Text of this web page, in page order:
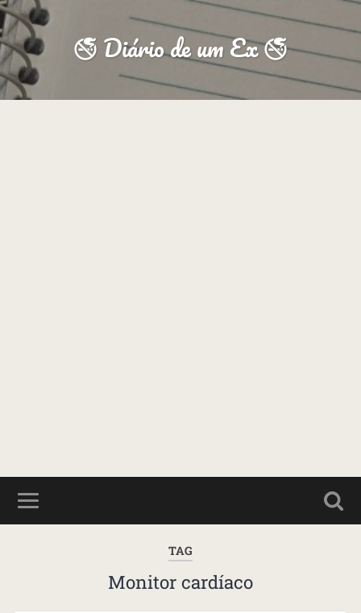
🚭 Diário de um Ex 🚭
TAG
Monitor cardíaco